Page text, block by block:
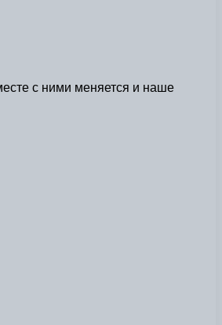
с ними меняется и наше